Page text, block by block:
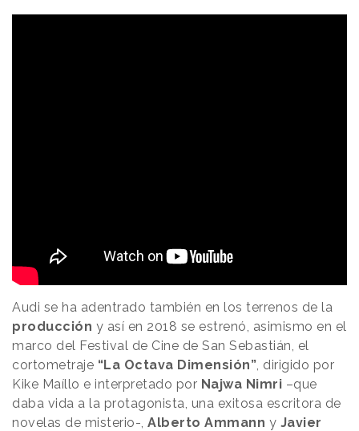
Audi se ha adentrado también en los terrenos de la
producción y así en 2018 se estrenó, asimismo en el
marco del Festival de Cine de San Sebastián, el
cortometraje “La Octava Dimensión”, dirigido por
Kike Maíllo e interpretado por Najwa Nimri –que
daba vida a la protagonista, una exitosa escritora de
novelas de misterio-, Alberto Ammann y Javier